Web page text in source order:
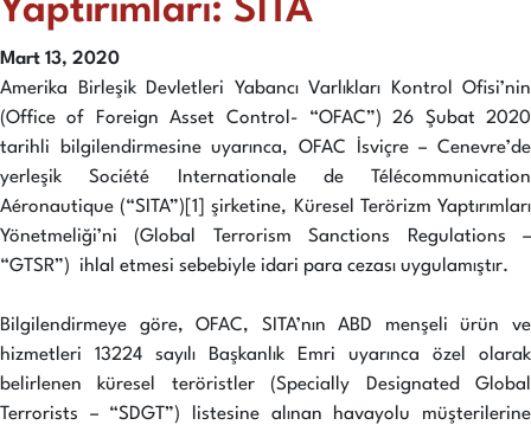
Yaptırımları: SITA
Mart 13, 2020
Amerika Birleşik Devletleri Yabancı Varlıkları Kontrol Ofisi’nin
(Office of Foreign Asset Control- “OFAC”) 26 Şubat 2020
tarihli bilgilendirmesine uyarınca, OFAC İsviçre – Cenevre’de
yerleşik Société Internationale de Télécommunication
Aéronautique (“SITA”)[1] şirketine, Küresel Terörizm Yaptırımları
Yönetmeliği’ni (Global Terrorism Sanctions Regulations –
“GTSR”) ihlal etmesi sebebiyle idari para cezası uygulamıştır.
Bilgilendirmeye göre, OFAC, SITA’nın ABD menşeli ürün ve
hizmetleri 13224 sayılı Başkanlık Emri uyarınca özel olarak
belirlenen küresel teröristler (Specially Designated Global
Terrorists – “SDGT”) listesine alınan havayolu müşterilerine